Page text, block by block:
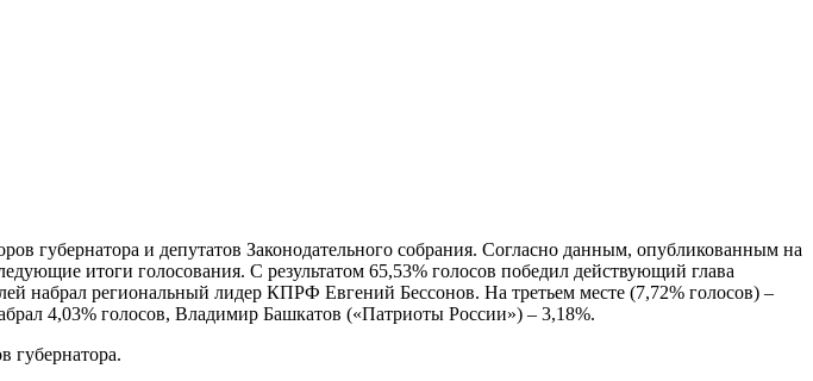
губернатора и депутатов Законодательного собрания. Согласно данным, опубликованным на
итоги голосования. С результатом 65,53% голосов победил действующий глава
набрал региональный лидер КПРФ Евгений Бессонов. На третьем месте (7,72% голосов) –
4,03% голосов, Владимир Башкатов («Патриоты России») – 3,18%.
губернатора.